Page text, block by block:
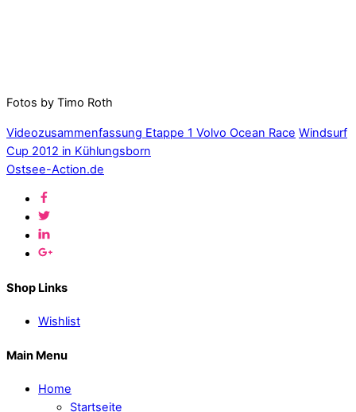
Fotos by Timo Roth
Videozusammenfassung Etappe 1 Volvo Ocean Race Windsurf
Cup 2012 in Kühlungsborn
Ostsee-Action.de
Shop Links
Wishlist
Main Menu
Home
Startseite